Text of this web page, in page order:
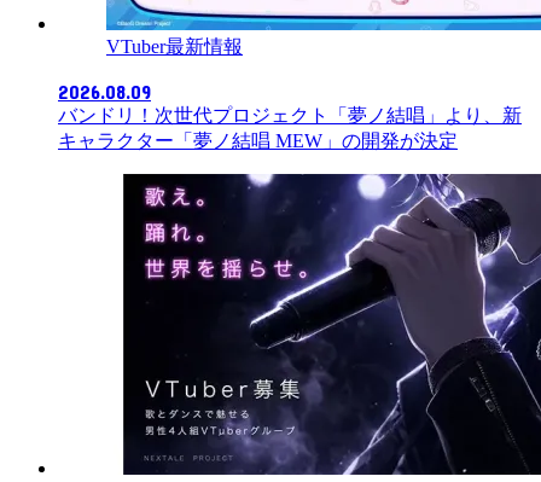
VTuber最新情報
2026.08.09
バンドリ！次世代プロジェクト「夢ノ結唱」より、新
キャラクター「夢ノ結唱 MEW」の開発が決定